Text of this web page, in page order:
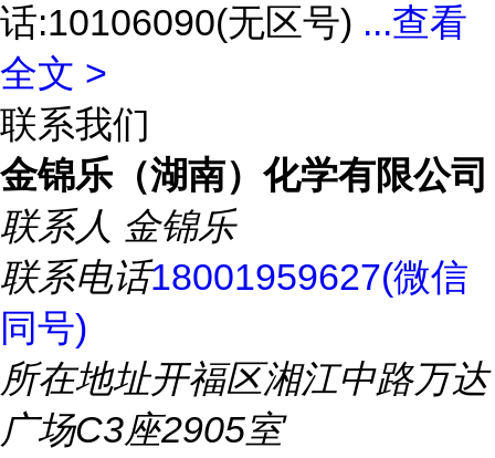
话:10106090(无区号) ...查看
全文 >
联系我们
金锦乐（湖南）化学有限公司
联系人 金锦乐
联系电话18001959627(微信
同号)
所在地址开福区湘江中路万达
广场C3座2905室